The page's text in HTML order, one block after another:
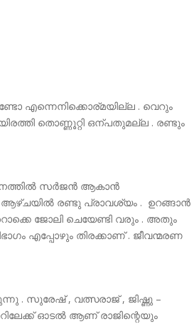
എന്നെനിക്കൊര്മയില്ല . വെറും
തൊണ്ണൂറ്റി ഒന്പതുമല്ല . രണ്ടും
സർജൻ ആകാൻ
ആഴ്ചയിൽ രണ്ടു പ്രാവശ്യം . ഉറങ്ങാൻ
ജോലി ചെയേണ്ടി വരും . അതും
എപ്പോഴും തിരക്കാണ് . ജീവന്മരണ
. സുരേഷ് , വത്സരാജ് , ജിഷ്ണു –
ഓടൽ ആണ് രാജിന്റെയും